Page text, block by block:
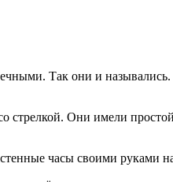
Так они и
стрелкой. Они имели
часы своими руками